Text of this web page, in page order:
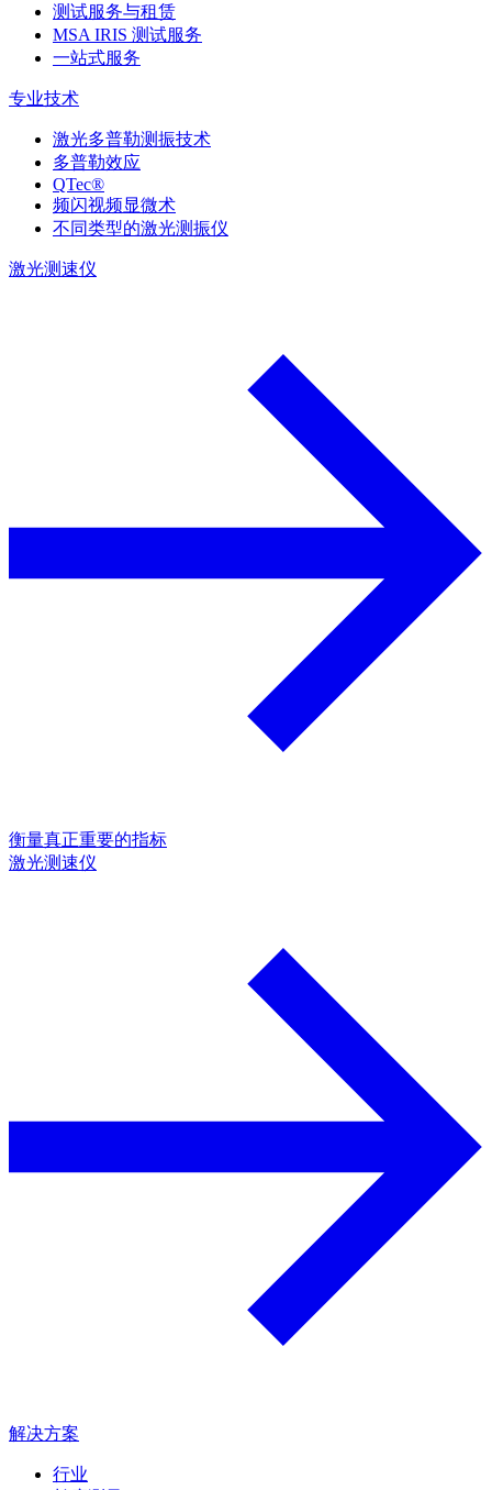
测试服务与租赁
MSA IRIS 测试服务
一站式服务
专业技术
激光多普勒测振技术
多普勒效应
QTec®
频闪视频显微术
不同类型的激光测振仪
激光测速仪
衡量真正重要的指标
激光测速仪
解决方案
行业